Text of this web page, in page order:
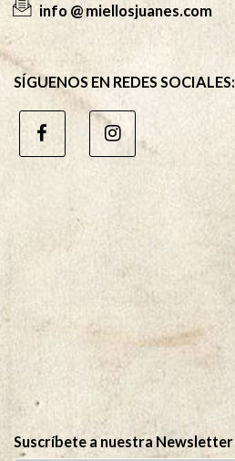
info @ miellosjuanes.com
SÍGUENOS EN REDES SOCIALES:
Suscríbete a nuestra Newsletter